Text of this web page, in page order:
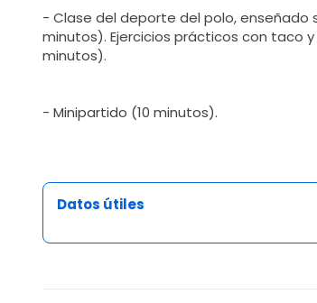
- Clase del deporte del polo, enseñado
minutos). Ejercicios prácticos con taco
minutos).
- Minipartido (10 minutos).
Datos útiles